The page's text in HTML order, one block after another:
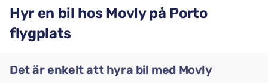
Hyr en bil hos Movly på Porto
flygplats
Det är enkelt att hyra bil med Movly